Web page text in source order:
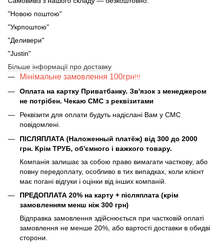
"Новою поштою"
"Укрпоштою"
"Деливери"
"Justin"
Більше інформації про доставку
Мінімальне замовлення 100грн!!!
Оплата на картку Приватбанку. Зв'язок з менеджером
не потрібен. Чекаю СМС з реквізитами
Реквізити для оплати будуть надіслані Вам у СМС
повідомлені.
ПІСЛЯПЛАТА (Наложенный платёж) від 300 до 2000
грн. Крім ТРУБ, об'ємного і важкого товару.
Компанія залишає за собою право вимагати часткову, або
повну передоплату, особливо в тих випадках, коли клієнт
має погані відгуки і оцінки від інших компаній.
ПРЕДОПЛАТА 20% на карту + післяплата (крім
замовленням менш ніж 300 грн)
Відправка замовлення здійснюється при частковій оплаті
замовлення не менше 20%, або вартості доставки в обидві
сторони.